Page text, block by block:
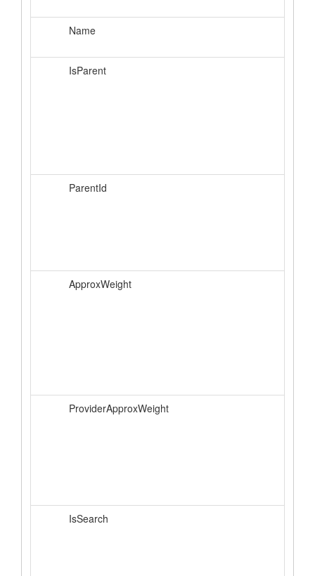
Name
IsParent
ParentId
ApproxWeight
ProviderApproxWeight
IsSearch